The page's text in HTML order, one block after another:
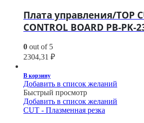
Плата управления/TOP
CONTROL BOARD PB-PK-
0 out of 5
2304,31 ₽
В корзину
Добавить в список желаний
Быстрый просмотр
Добавить в список желаний
CUT - Плазменная резка